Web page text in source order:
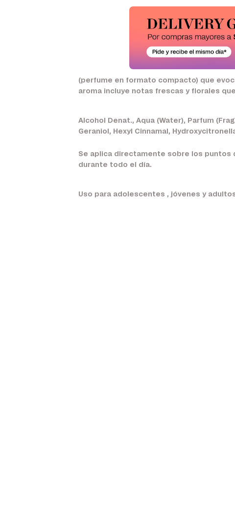
(perfume en formato compacto) que
aroma incluye notas frescas y florales
Alcohol Denat., Aqua (Water), Parfum
Geraniol, Hexyl Cinnamal,
Se aplica directamente sobre los puntos
durante todo el día.
Uso para adolescentes , jóvenes y